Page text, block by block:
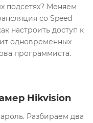
подсетях? Меняем
со Speed
настроить доступ к
одновременных
программиста.
Hikvision
Разбираем два